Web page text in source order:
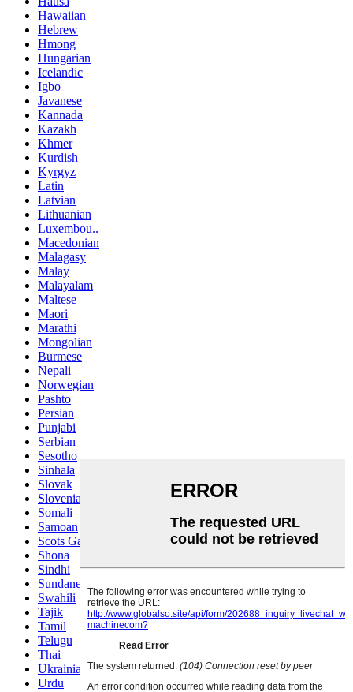
Hawaiian
Hebrew
Hmong
Hungarian
Icelandic
Igbo
Javanese
Kannada
Kazakh
Khmer
Kurdish
Kyrgyz
Latin
Latvian
Lithuanian
Luxembou..
Macedonian
Malagasy
Malay
Malayalam
Maltese
Maori
Marathi
Mongolian
Burmese
Nepali
Norwegian
Pashto
Persian
Punjabi
Serbian
Sesotho
Sinhala
Slovak
Slovenian
Somali
Samoan
Scots Gaelic
Shona
Sindhi
Sundanese
Swahili
Tajik
Tamil
Telugu
Thai
Ukrainian
Urdu